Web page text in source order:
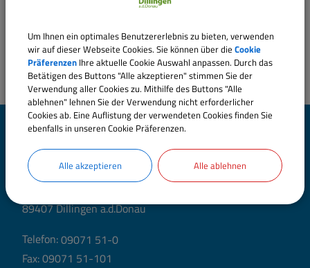
Landratsamt Dillingen
a.d.Donau
89407 Dillingen a.d.Donau
Telefon:09071 51-0
Fax: 09071 51-101
Um Ihnen ein optimales Benutzererlebnis zu bieten, verwenden
wir auf dieser Webseite Cookies. Sie können über die Cookie
Präferenzen Ihre aktuelle Cookie Auswahl anpassen. Durch das
Betätigen des Buttons "Alle akzeptieren" stimmen Sie der
Verwendung aller Cookies zu. Mithilfe des Buttons "Alle
ablehnen" lehnen Sie der Verwendung nicht erforderlicher
Cookies ab. Eine Auflistung der verwendeten Cookies finden Sie
ebenfalls in unseren Cookie Präferenzen.
Alle akzeptieren Alle ablehnen